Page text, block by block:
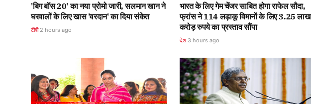
'बिग बॉस 20' का नया प्रोमो जारी, सलमान खान ने
घरवालों के लिए खास 'वरदान' का दिया संकेत
टीवी 2 hours ago
भारत के लिए गेम चेंजर साबित होगा राफेल सौदा,
फ्रांस ने 114 लड़ाकू विमानों के लिए 3.25 लाख
करोड़ रुपये का प्रस्ताव सौंपा
देश 3 hours ago